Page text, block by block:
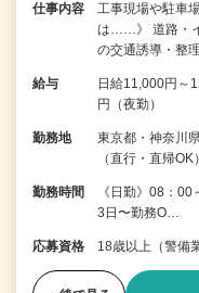
仕事内容
工事現場や駐車
は……》 道路・
の交通誘導・整
給与
日給11,000円～
円（夜勤）
勤務地
東京都・神奈川
（直行・直帰OK）
勤務時間
《日勤》08：
3日〜勤務O…
応募資格 18歳以上（警備